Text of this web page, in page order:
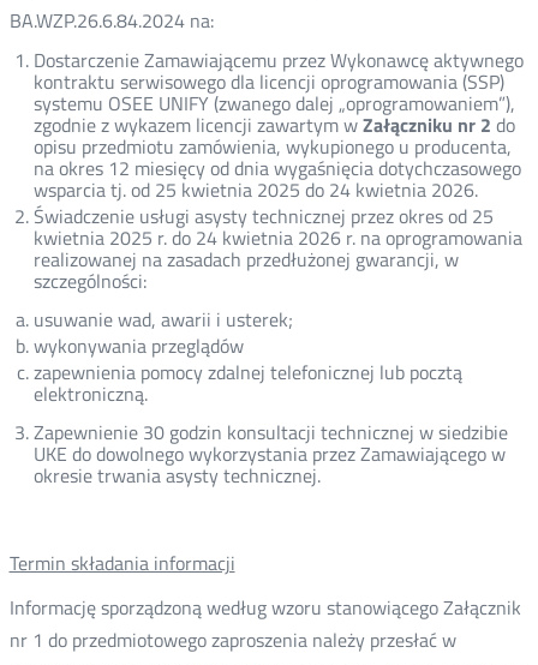
BA.WZP.26.6.84.2024 na:
Dostarczenie Zamawiającemu przez Wykonawcę aktywnego
kontraktu serwisowego dla licencji oprogramowania (SSP)
systemu OSEE UNIFY (zwanego dalej „oprogramowaniem”),
zgodnie z wykazem licencji zawartym wZałączniku nr 2 do
opisu przedmiotu zamówienia, wykupionego u producenta,
na okres 12 miesięcy od dnia wygaśnięcia dotychczasowego
wsparcia tj. od 25 kwietnia 2025 do 24 kwietnia 2026.
Świadczenie usługi asysty technicznej przez okres od 25
kwietnia 2025 r. do 24 kwietnia 2026 r. na oprogramowania
realizowanej na zasadach przedłużonej gwarancji, w
szczególności:
usuwanie wad, awarii i usterek;
wykonywania przeglądów
zapewnienia pomocy zdalnej telefonicznej lub pocztą
elektroniczną.
Zapewnienie 30 godzin konsultacji technicznej w siedzibie
UKE do dowolnego wykorzystania przez Zamawiającego w
okresie trwania asysty technicznej.
Termin składania informacji
Informację sporządzoną według wzoru stanowiącego Załącznik
nr 1 do przedmiotowego zaproszenia należy przesłać w